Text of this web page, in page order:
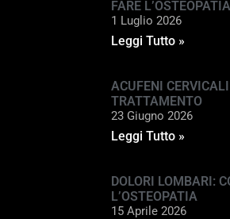
FARE L’OSTEOPATIA
1 Luglio 2026
Leggi Tutto »
ACUFENI
TRATTAMENTO
23 Giugno 2026
Leggi Tutto »
DOLORI LOMBARI:
L’OSTEOPATIA
15 Aprile 2026